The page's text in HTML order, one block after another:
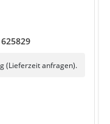
(Lieferzeit anfragen).